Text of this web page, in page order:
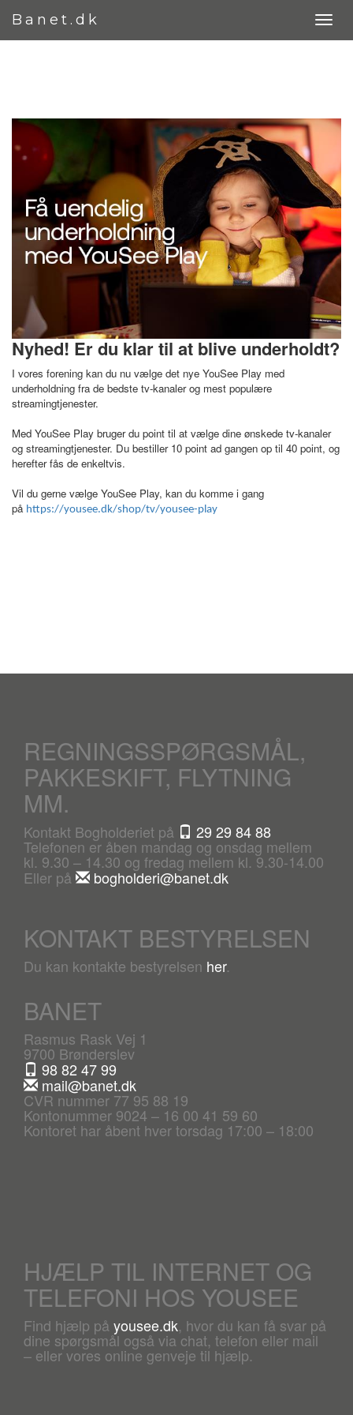
Banet.dk
Nyhed! Er du klar til at blive underholdt?
I vores forening kan du nu vælge det nye YouSee Play med
underholdning fra de bedste tv-kanaler og mest populære
streamingtjenester.
Med YouSee Play bruger du point til at vælge dine ønskede tv-kanaler
og streamingtjenester. Du bestiller 10 point ad gangen op til 40 point, og
herefter fås de enkeltvis.
Vil du gerne vælge YouSee Play, kan du komme i gang
på https://yousee.dk/shop/tv/yousee-play
REGNINGSSPØRGSMÅL,
PAKKESKIFT, FLYTNING
MM.
Kontakt Bogholderiet på 29 29 84 88
Telefonen er åben mandag og onsdag mellem
kl. 9.30 – 14.30 og fredag mellem kl. 9.30-14.00
Eller på bogholderi@banet.dk
KONTAKT BESTYRELSEN
Du kan kontakte bestyrelsen her.
BANET
Rasmus Rask Vej 1
9700 Brønderslev
98 82 47 99
mail@banet.dk
CVR nummer 77 95 88 19
Kontonummer 9024 – 16 00 41 59 60
Kontoret har åbent hver torsdag 17:00 – 18:00
HJÆLP TIL INTERNET OG
TELEFONI HOS YOUSEE
Find hjælp på yousee.dk, hvor du kan få svar på
dine spørgsmål også via chat, telefon eller mail
– eller vores online genveje til hjælp.